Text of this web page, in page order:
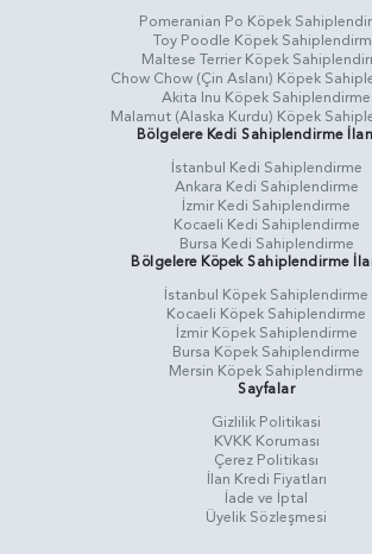
Pomeranian Po Köpek
Toy Poodle Köpek
Maltese Terrier Köpek
Chow Chow (Çin Aslanı) Köpek
Akita Inu Köpek Sahiplendirme
Malamut (Alaska Kurdu) Köpek
Bölgelere Kedi Sahiplendirme
İstanbul Kedi Sahiplendirme
Ankara Kedi Sahiplendirme
İzmir Kedi Sahiplendirme
Kocaeli Kedi Sahiplendirme
Bursa Kedi Sahiplendirme
Bölgelere Köpek Sahiplendirme
İstanbul Köpek Sahiplendirme
Kocaeli Köpek Sahiplendirme
İzmir Köpek Sahiplendirme
Bursa Köpek Sahiplendirme
Mersin Köpek Sahiplendirme
Sayfalar
Gizlilik Politikasi
KVKK Koruması
Çerez Politikası
İlan Kredi Fiyatları
İade ve İptal
Üyelik Sözleşmesi